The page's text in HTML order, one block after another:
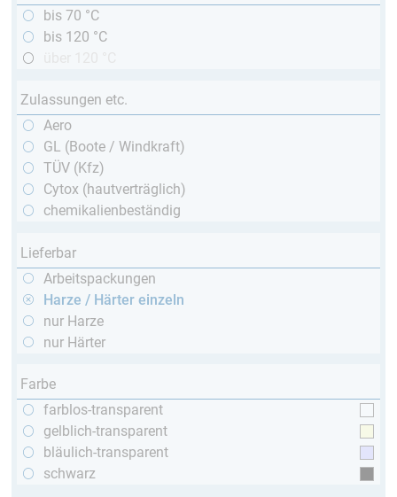
bis 70 °C
bis 120 °C
Zulassungen etc.
Aero
GL (Boote / Windkraft)
TÜV (Kfz)
Cytox (hautverträglich)
chemikalienbeständig
Lieferbar
Arbeitspackungen
Harze / Härter einzeln
nur Harze
nur Härter
Farbe
farblos-transparent
gelblich-transparent
bläulich-transparent
schwarz